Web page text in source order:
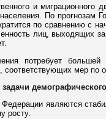
и миграционного
По прогнозам
по сравнению с
лиц, выходящих
потребует
мер по
задачи
являются
росту.